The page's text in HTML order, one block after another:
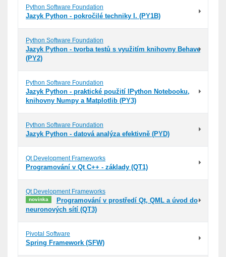
Python Software Foundation
Jazyk Python - pokročilé techniky I. (PY1B)
Python Software Foundation
Jazyk Python - tvorba testů s využitím knihovny Behave
(PY2)
Python Software Foundation
Jazyk Python - praktické použití IPython Notebooku,
knihovny Numpy a Matplotlib (PY3)
Python Software Foundation
Jazyk Python - datová analýza efektivně (PYD)
Qt Development Frameworks
Programování v Qt C++ - základy (QT1)
Qt Development Frameworks
novinka
Programování v prostředí Qt, QML a úvod do
neuronových sítí (QT3)
Pivotal Software
Spring Framework (SFW)